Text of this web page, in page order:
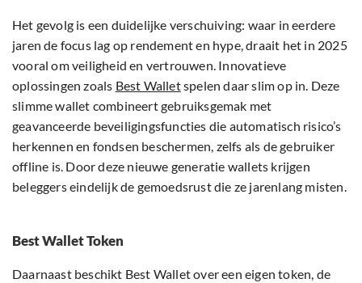
Het gevolg is een duidelijke verschuiving: waar in eerdere
jaren de focus lag op rendement en hype, draait het in 2025
vooral om veiligheid en vertrouwen. Innovatieve
oplossingen zoals Best Walletspelen daar slim op in. Deze
slimme wallet combineert gebruiksgemak met
geavanceerde beveiligingsfuncties die automatisch risico’s
herkennen en fondsen beschermen, zelfs als de gebruiker
offline is. Door deze nieuwe generatie wallets krijgen
beleggers eindelijk de gemoedsrust die ze jarenlang misten.
Best Wallet Token
Daarnaast beschikt Best Wallet over een eigen token, de